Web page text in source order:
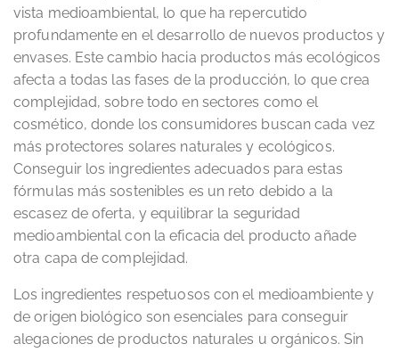
vista medioambiental, lo que ha repercutido
profundamente en el desarrollo de nuevos productos y
envases. Este cambio hacia productos más ecológicos
afecta a todas las fases de la producción, lo que crea
complejidad, sobre todo en sectores como el
cosmético, donde los consumidores buscan cada vez
más protectores solares naturales y ecológicos.
Conseguir los ingredientes adecuados para estas
fórmulas más sostenibles es un reto debido a la
escasez de oferta, y equilibrar la seguridad
medioambiental con la eficacia del producto añade
otra capa de complejidad.
Los ingredientes respetuosos con el medioambiente y
de origen biológico son esenciales para conseguir
alegaciones de productos naturales u orgánicos. Sin